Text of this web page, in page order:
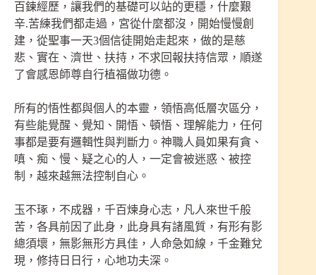
百鍊經歷，讓我們的基礎可以站的更穩，什麼艱
辛.苦練我們都走過，宮從什麼都沒，開始慢慢創
建，從聖事一天3個信徒開始走起來，做的是慈
悲、實在、濟世、扶持，不求回報扶持信眾，順遂
了會感恩師尊自行植福做功德。
所有的悟性都與個人的本靈，領悟高低層次區分，
有些能覺醒、覺知、開悟、頓悟、理解能力，任何
事都是要有邏輯性與判斷力。神職人員如果有貪、
嗔、痴、慢、疑之心的人，一定會被迷惑、被控
制，越來越無法控制自心。
玉不琢，不成器，千百煉身心志，凡人來世千般
苦，各具前因了此身，此身具有諸風質，有形有影
總須壞，無影無形方具佳，人命急如線，千金難兌
現，修持日日行，心地功夫深。